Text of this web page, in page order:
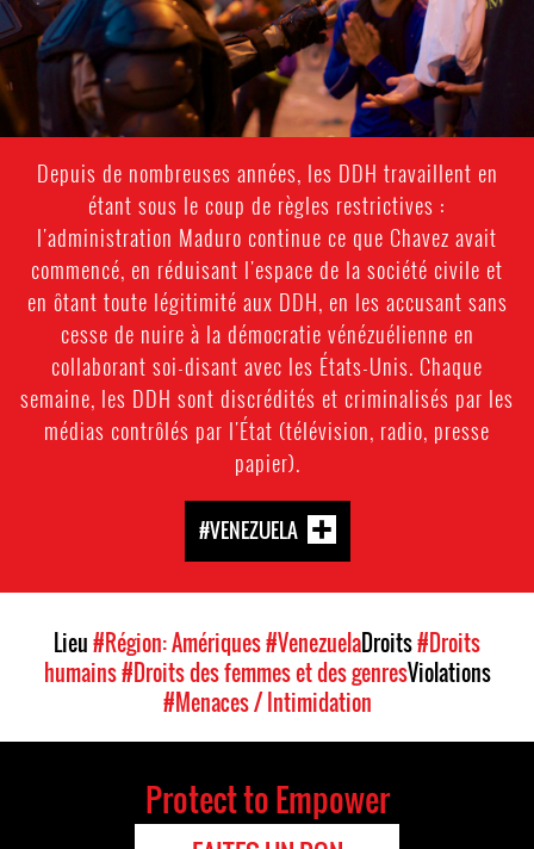
Depuis de nombreuses années, les DDH travaillent en
étant sous le coup de règles restrictives :
l'administration Maduro continue ce que Chavez avait
commencé, en réduisant l'espace de la société civile et
en ôtant toute légitimité aux DDH, en les accusant sans
cesse de nuire à la démocratie vénézuélienne en
collaborant soi-disant avec les États-Unis. Chaque
semaine, les DDH sont discrédités et criminalisés par les
médias contrôlés par l'État (télévision, radio, presse
papier).
#VENEZUELA
Lieu#Région: Amériques#VenezuelaDroits#Droits
humains#Droits des femmes et des genresViolations
#Menaces / Intimidation
Protect to Empower